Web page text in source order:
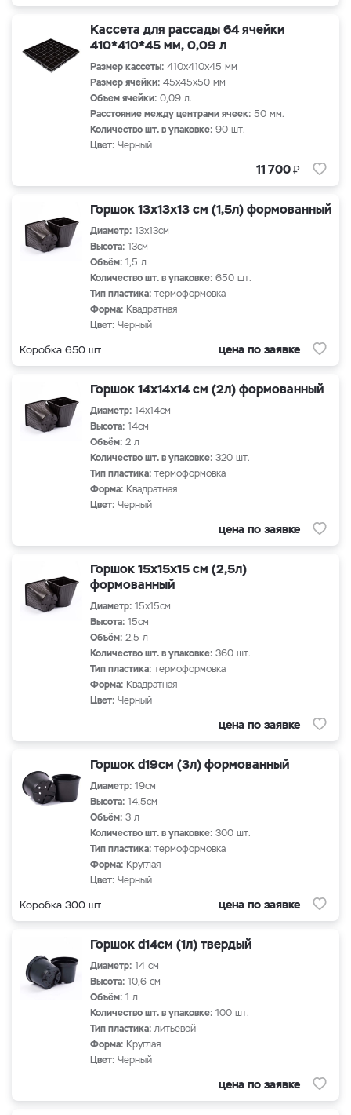
Кассета для рассады 64 ячейки
410*410*45 мм, 0,09 л
Размер кассеты: 410х410х45 мм
Размер ячейки: 45х45х50 мм
Объем ячейки: 0,09 л.
Расстояние между центрами ячеек: 50 мм.
Количество шт. в упаковке: 90 шт.
Цвет: Черный
11 700₽
Горшок 13х13х13 см (1,5л) формованный
Диаметр: 13х13см
Высота: 13см
Объём: 1,5 л
Количество шт. в упаковке: 650 шт.
Тип пластика: термоформовка
Форма: Квадратная
Цвет: Черный
Коробка 650 шт цена по заявке
Горшок 14х14х14 см (2л) формованный
Диаметр: 14х14см
Высота: 14см
Объём: 2 л
Количество шт. в упаковке: 320 шт.
Тип пластика: термоформовка
Форма: Квадратная
Цвет: Черный
цена по заявке
Горшок 15х15х15 см (2,5л)
формованный
Диаметр: 15х15см
Высота: 15см
Объём: 2,5 л
Количество шт. в упаковке: 360 шт.
Тип пластика: термоформовка
Форма: Квадратная
Цвет: Черный
цена по заявке
Горшок d19см (3л) формованный
Диаметр: 19см
Высота: 14,5см
Объём: 3 л
Количество шт. в упаковке: 300 шт.
Тип пластика: термоформовка
Форма: Круглая
Цвет: Черный
Коробка 300 шт цена по заявке
Горшок d14см (1л) твердый
Диаметр: 14 см
Высота: 10,6 см
Объём: 1 л
Количество шт. в упаковке: 100 шт.
Тип пластика: литьевой
Форма: Круглая
Цвет: Черный
цена по заявке